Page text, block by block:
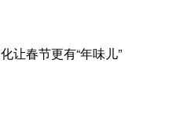
让春节更有“年味儿”